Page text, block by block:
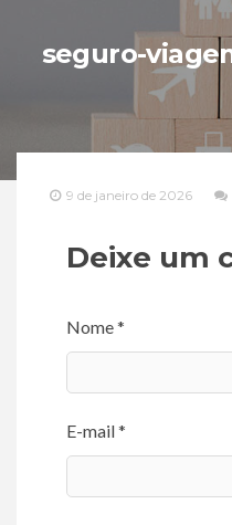
seguro-
9 de janeiro de 2026
Deixe um
Nome *
E-mail *